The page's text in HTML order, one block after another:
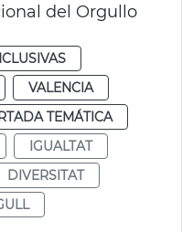
del Orgullo
VALENCIA
TEMÁTICA
IGUALTAT
DIVERSITAT